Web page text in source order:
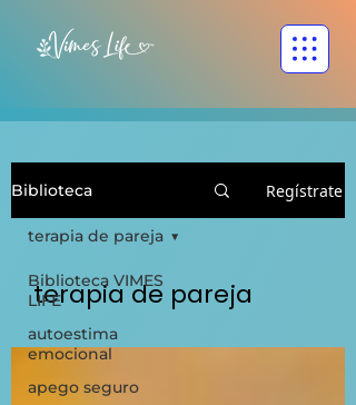
Biblioteca Regístrate
Biblioteca VIMES
LIFE
autoestima
emocional
apego seguro
terapia de pareja
terapia de pareja